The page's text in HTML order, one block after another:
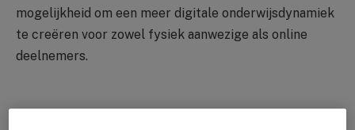
mogelijkheid om een meer digitale onderwijsdynamiek
te creëren voor zowel fysiek aanwezige als online
deelnemers.